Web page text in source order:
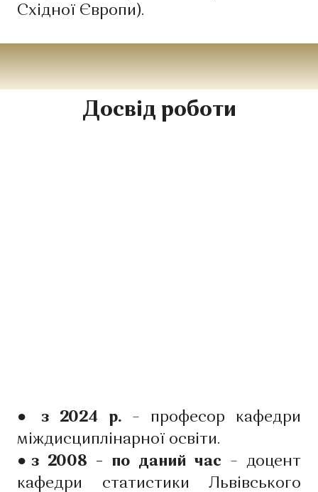
Східної Європи).
Досвід роботи
● з 2024 р. – професор кафедри
міждисциплінарної освіти.
●з 2008 – по даний час – доцент
кафедри статистики Львівського